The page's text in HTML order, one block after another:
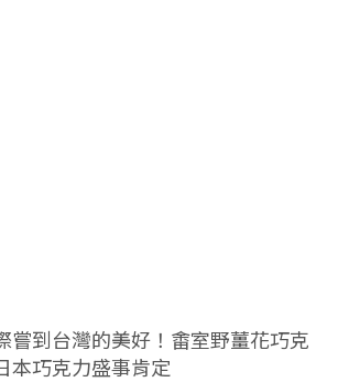
嘗到台灣的美好！畬室野薑花巧克
本巧克力盛事肯定